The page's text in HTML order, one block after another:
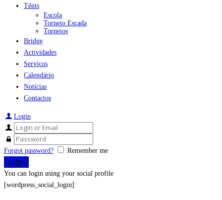
Ténis
Escola
Torneio Escada
Torneios
Bridge
Actividades
Serviços
Calendário
Notícias
Contactos
Login
Forgot password? Remember me
You can login using your social profile
[wordpress_social_login]